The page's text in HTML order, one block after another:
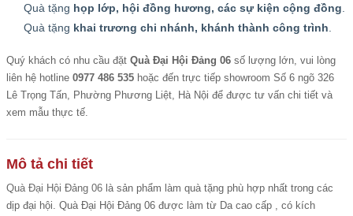
Quà tặng họp lớp, hội đồng hương, các sự kiện cộng đồng
Quà tặng khai trương chi nhánh, khánh thành công trình
Quý khách có nhu cầu đặt Quà Đại Hội Đảng 06 số lượng lớn, vui lòng
liên hệ hotline 0977 486 535 hoặc đến trực tiếp showroom Số 6 ngõ 326
Lê Trọng Tấn, Phường Phương Liệt, Hà Nội để được tư vấn chi tiết và
xem mẫu thực tế.
Mô tả chi tiết
Quà Đại Hội Đảng 06 là sản phẩm làm quà tặng phù hợp nhất trong các
dịp đại hội. Quà Đại Hội Đảng 06 được làm từ Da cao cấp , có kích